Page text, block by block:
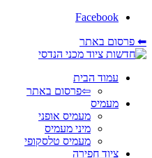
Facebook
⬅ פרסום באתר
עמוד הבית
⇦פרסום באתר
מעמיס
מעמיס אופני
מיני מעמיס
מעמיס טלסקופי
ציוד חפירה